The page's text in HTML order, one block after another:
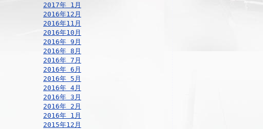
2017年 1月
2016年12月
2016年11月
2016年10月
2016年 9月
2016年 8月
2016年 7月
2016年 6月
2016年 5月
2016年 4月
2016年 3月
2016年 2月
2016年 1月
2015年12月